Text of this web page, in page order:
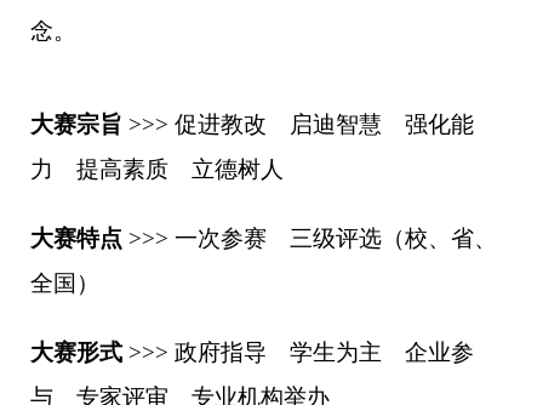
念。
大赛宗旨 >>> 促进教改 启迪智慧 强化能
力 提高素质 立德树人
大赛特点 >>> 一次参赛 三级评选（校、省、
全国）
大赛形式 >>> 政府指导 学生为主 企业参
与 专家评审 专业机构举办